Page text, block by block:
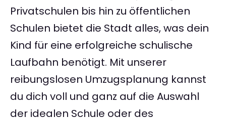
Privatschulen bis hin zu öffentlichen
Schulen bietet die Stadt alles, was dein
Kind für eine erfolgreiche schulische
Laufbahn benötigt. Mit unserer
reibungslosen Umzugsplanung kannst
du dich voll und ganz auf die Auswahl
der idealen Schule oder des